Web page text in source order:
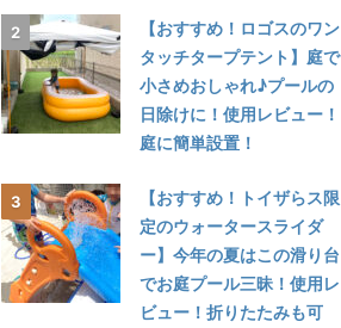
【おすすめ！ロゴスのワン
タッチタープテント】庭で
小さめおしゃれ♪プールの
日除けに！使用レビュー！
庭に簡単設置！
【おすすめ！トイザらス限
定のウォータースライダ
ー】今年の夏はこの滑り台
でお庭プール三昧！使用レ
ビュー！折りたたみも可